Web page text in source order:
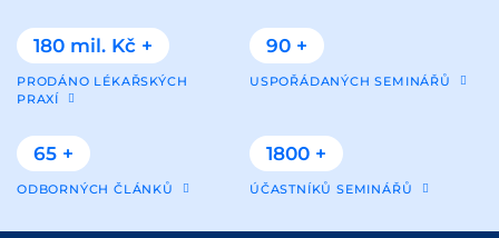
180 mil. Kč +
PRODÁNO LÉKAŘSKÝCH
PRAXÍ
90 +
USPOŘÁDANÝCH SEMINÁŘŮ
65 +
ODBORNÝCH ČLÁNKŮ
1800 +
ÚČASTNÍKŮ SEMINÁŘŮ